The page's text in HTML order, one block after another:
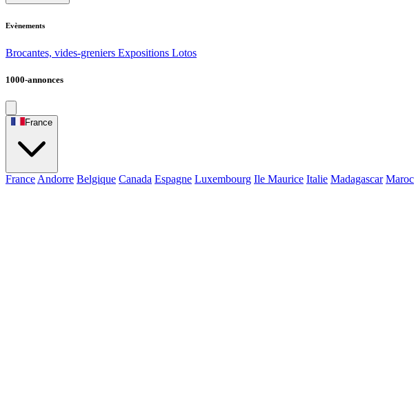
Evènements
Brocantes, vides-greniers Expositions Lotos
1000-annonces
France
France Andorre Belgique Canada Espagne Luxembourg Ile Maurice Italie Madagascar Maroc